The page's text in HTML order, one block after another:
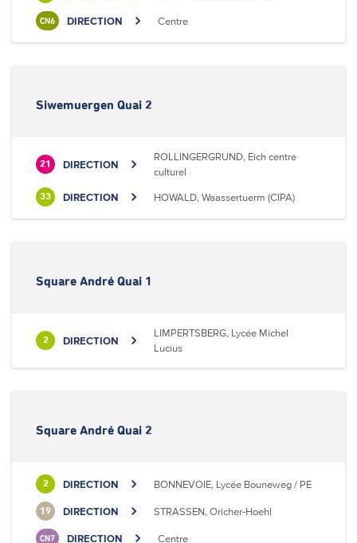
CN6 DIRECTION Centre
Siwemuergen Quai 2
21 DIRECTION
ROLLINGERGRUND, Eich centre
culturel
33 DIRECTION HOWALD, Waassertuerm (CIPA)
Square André Quai 1
2 DIRECTION
LIMPERTSBERG, Lycée Michel
Lucius
Square André Quai 2
2 DIRECTION BONNEVOIE, Lycée Bouneweg / PE
19 DIRECTION STRASSEN, Oricher-Hoehl
CN7 DIRECTION Centre